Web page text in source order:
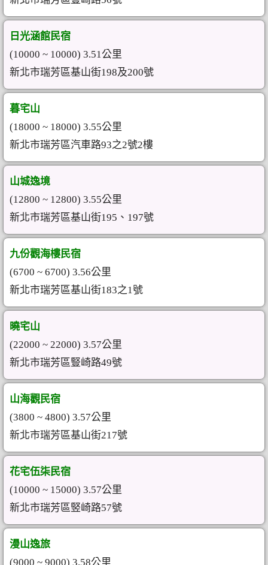
日光涵館民宿
(10000 ~ 10000) 3.51公里
新北市瑞芳區基山街198及200號
暮宅山
(18000 ~ 18000) 3.55公里
新北市瑞芳區汽車路93之2號2樓
山城逸境
(12800 ~ 12800) 3.55公里
新北市瑞芳區基山街195、197號
九份觀海樓民宿
(6700 ~ 6700) 3.56公里
新北市瑞芳區基山街183之1號
曉宅山
(22000 ~ 22000) 3.57公里
新北市瑞芳區豎崎路49號
山海觀民宿
(3800 ~ 4800) 3.57公里
新北市瑞芳區基山街217號
花宅伍柒民宿
(10000 ~ 15000) 3.57公里
新北市瑞芳區竪崎路57號
漫山逸旅
(9000 ~ 9000) 3.58公里